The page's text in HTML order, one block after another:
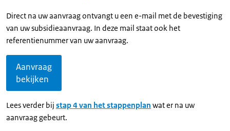
Direct na uw aanvraag ontvangt u een e-mail met de bevestiging
van uw subsidieaanvraag. In deze mail staat ook het
referentienummer van uw aanvraag.
Aanvraag
bekijken
Lees verder bij stap 4 van het stappenplan wat er na uw
aanvraag gebeurt.